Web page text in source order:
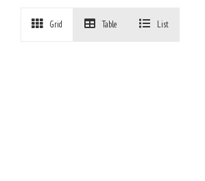
Grid Table List